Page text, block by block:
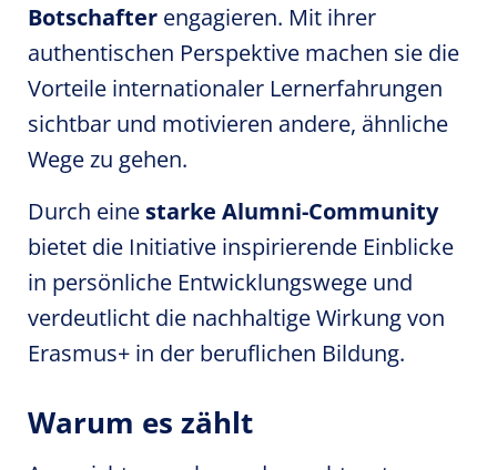
Botschafter engagieren. Mit ihrer
authentischen Perspektive machen sie die
Vorteile internationaler Lernerfahrungen
sichtbar und motivieren andere, ähnliche
Wege zu gehen.
Durch eine starke Alumni-Community
bietet die Initiative inspirierende Einblicke
in persönliche Entwicklungswege und
verdeutlicht die nachhaltige Wirkung von
Erasmus+ in der beruflichen Bildung.
Warum es zählt